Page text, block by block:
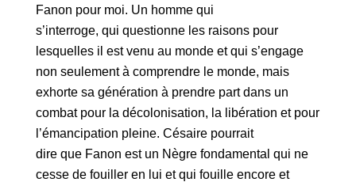
Fanon pour moi. Un homme qui
s’interroge, qui questionne les raisons pour
lesquelles il est venu au monde et qui s’engage
non seulement à comprendre le monde, mais
exhorte sa génération à prendre part dans un
combat pour la décolonisation, la libération et pour
l’émancipation pleine. Césaire pourrait
dire que Fanon est un Nègre fondamental qui ne
cesse de fouiller en lui et qui fouille encore et